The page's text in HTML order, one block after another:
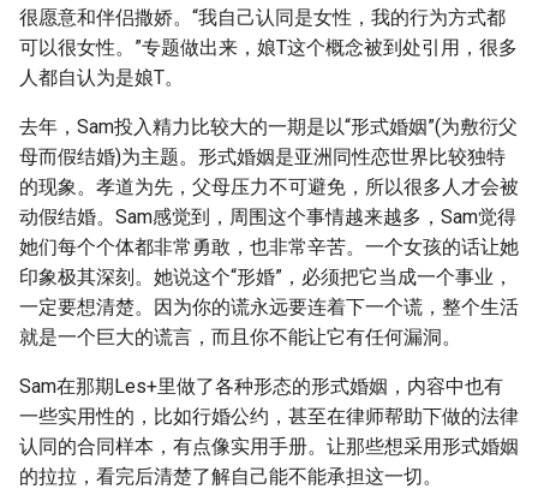
很愿意和伴侣撒娇。“我自己认同是女性，我的行为方式都
可以很女性。”专题做出来，娘T这个概念被到处引用，很多
人都自认为是娘T。
去年，Sam投入精力比较大的一期是以“形式婚姻”(为敷衍父
母而假结婚)为主题。形式婚姻是亚洲同性恋世界比较独特
的现象。孝道为先，父母压力不可避免，所以很多人才会被
动假结婚。Sam感觉到，周围这个事情越来越多，Sam觉得
她们每个个体都非常勇敢，也非常辛苦。一个女孩的话让她
印象极其深刻。她说这个“形婚”，必须把它当成一个事业，
一定要想清楚。因为你的谎永远要连着下一个谎，整个生活
就是一个巨大的谎言，而且你不能让它有任何漏洞。
Sam在那期Les+里做了各种形态的形式婚姻，内容中也有
一些实用性的，比如行婚公约，甚至在律师帮助下做的法律
认同的合同样本，有点像实用手册。让那些想采用形式婚姻
的拉拉，看完后清楚了解自己能不能承担这一切。